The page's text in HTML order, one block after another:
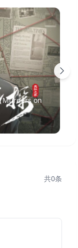
Murders on
共0条